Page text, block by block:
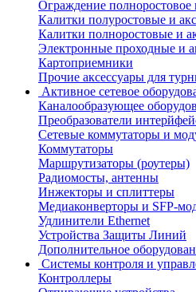
Ограждение полноростовое
Калитки полуростовые и
Калитки полноростовые и
Электронные проходные и
Картоприемники
Прочие аксессуары для
Активное сетевое
Каналообразующее
Преобразователи
Сетевые коммутаторы и
Коммутаторы
Маршрутизаторы (роутеры)
Радиомосты, антенны
Инжекторы и сплиттеры
Медиаконверторы и SFP-
Удлинители Ethernet
Устройства Защиты Линий
Дополнительное
Системы контроля и
Контроллеры